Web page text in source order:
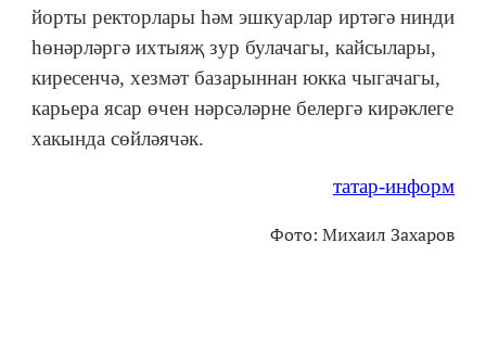
йорты ректорлары һәм эшкуарлар иртәгә нинди
һөнәрләргә ихтыяҗ зур булачагы, кайсылары,
киресенчә, хезмәт базарыннан юкка чыгачагы,
карьера ясар өчен нәрсәләрне белергә кирәклеге
хакында сөйләячәк.
татар-информ
Фото: Михаил Захаров